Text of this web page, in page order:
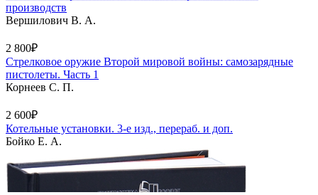
производств
Вершилович В. А.
2 800₽
Стрелковое оружие Второй мировой войны: самозарядные
пистолеты. Часть 1
Корнеев С. П.
2 600₽
Котельные установки. 3-е изд., перераб. и доп.
Бойко Е. А.